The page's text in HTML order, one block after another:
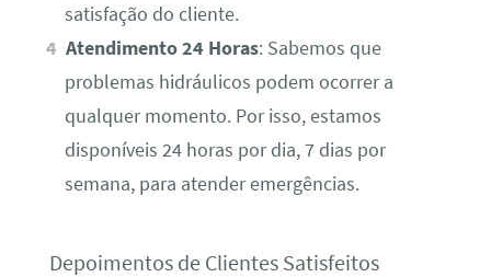
satisfação do cliente.
Atendimento 24 Horas: Sabemos que
problemas hidráulicos podem ocorrer a
qualquer momento. Por isso, estamos
disponíveis 24 horas por dia, 7 dias por
semana, para atender emergências.
Depoimentos de Clientes Satisfeitos